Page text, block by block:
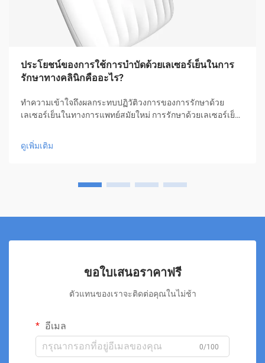
ประโยชน์ของการใช้การบำบัดด้วยเลเซอร์เย็นในการ
รักษาทางคลินิกคืออะไร?
ทำความเข้าใจถึงผลกระทบปฏิวัติวงการของการรักษาด้วย
เลเซอร์เย็นในทางการแพทย์สมัยใหม่ การรักษาด้วยเลเซอร์เย็น
แพทย์ ซึ่งมอบทางเลือกที่ไม่รุกรานร่างกายให้กับผู้ป่วยสำหรับ
ภาวะต่างๆ มากมาย การบำบัดด้วยนวัตกรรมนี้...
ดูเพิ่มเติม
ขอใบเสนอราคาฟรี
ตัวแทนของเราจะติดต่อคุณในไม่ช้า
อีเมล
0/100